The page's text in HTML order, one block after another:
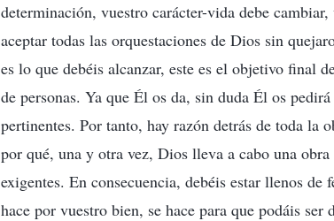
determinación, vuestro carácter-vida debe
aceptar todas las orquestaciones de Dios sin
es lo que debéis alcanzar, este es el objetivo final
de personas. Ya que Él os da, sin duda Él os
pertinentes. Por tanto, hay razón detrás de toda la
por qué, una y otra vez, Dios lleva a cabo una
exigentes. En consecuencia, debéis estar llenos
hace por vuestro bien, se hace para que podáis